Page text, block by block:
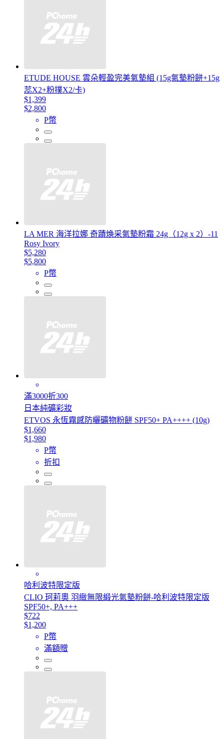
ETUDE HOUSE 雲朵輕盈完美氣墊組 (15g氣墊粉餅+15g
蕊X2+粉撲X2/卡)
$1,399
$2,800
P幣
LA MER 海洋拉娜 奇蹟煥采氣墊粉霜 24g（12g x 2）-11
Rosy Ivory
$5,280
$5,800
P幣
滿3000折300
日本純礦彩妝
ETVOS 永恆霧感防曬礦物粉餅 SPF50+ PA++++ (10g)
$1,660
$1,980
P幣
折扣
哈利波特限定版
CLIO 珂莉奧 羽緻無限緞光氣墊粉餅-哈利波特限定版
SPF50+, PA+++
$722
$1,200
P幣
滿額贈